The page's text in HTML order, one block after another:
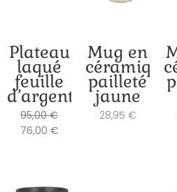
Plateau
laqué
feuille
d’argent
95,00€
76,00 €
Mug en
céramique
pailleté
jaune
28,95 €